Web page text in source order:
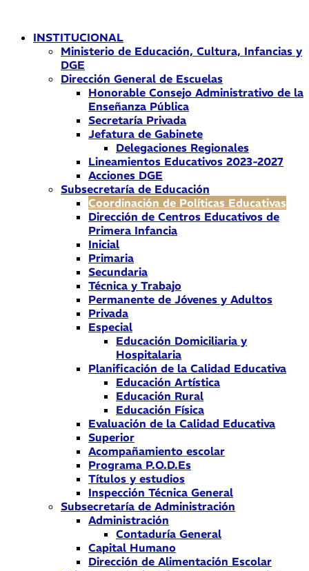
contenidoINSTITUCIONAL
Ministerio de Educación, Cultura, Infancias y
DGE
Dirección General de Escuelas
Honorable Consejo Administrativo de la
Enseñanza Pública
Secretaría Privada
Jefatura de Gabinete
Delegaciones Regionales
Lineamientos Educativos 2023-2027
Acciones DGE
Subsecretaría de Educación
Coordinación de Políticas Educativas
Dirección de Centros Educativos de
Primera Infancia
Inicial
Primaria
Secundaria
Técnica y Trabajo
Permanente de Jóvenes y Adultos
Privada
Especial
Educación Domiciliaria y
Hospitalaria
Planificación de la Calidad Educativa
Educación Artística
Educación Rural
Educación Física
Evaluación de la Calidad Educativa
Superior
Acompañamiento escolar
Programa P.O.D.Es
Títulos y estudios
Inspección Técnica General
Subsecretaría de Administración
Administración
Contaduría General
Capital Humano
Dirección de Alimentación Escolar